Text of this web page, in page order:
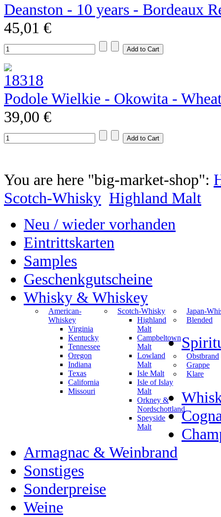
Deanston - 10 years - Bordeaux
45,01 €
Podole Wielkie - Okowita -
39,00 €
You are here "big-market-shop":
Scotch-Whisky Highland Malt
Neu / wieder vorhanden
Eintrittskarten
Samples
Geschenkgutscheine
Whisky & Whiskey
American-
Whiskey
Virginia
Kentucky
Tennessee
Oregon
Indiana
Texas
California
Missouri
Scotch-Whisky
Highland
Malt
Campbeltown
Malt
Lowland
Malt
Isle Malt
Isle of Islay
Malt
Orkney &
Nordschottland
Speyside
Malt
Japan-
Blended
Obstbrand
Grappe
Klare
Armagnac & Weinbrand
Sonstiges
Sonderpreise
Weine